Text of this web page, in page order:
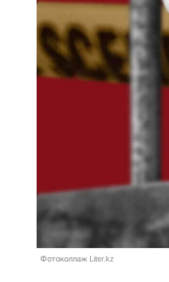
Фотоколлаж Liter.kz